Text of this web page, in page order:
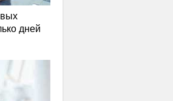
дней